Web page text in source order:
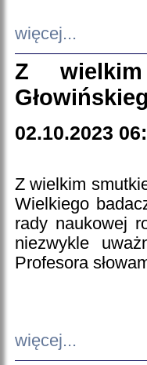
więcej...
Z
02.10.2023
Z wielkim
Wielkiego
rady naukowej
niezwykle
Profesora
więcej...